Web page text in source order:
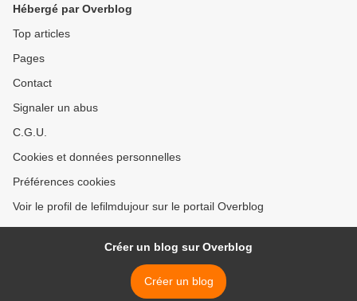
Hébergé par Overblog
Top articles
Pages
Contact
Signaler un abus
C.G.U.
Cookies et données personnelles
Préférences cookies
Voir le profil de lefilmdujour sur le portail Overblog
Créer un blog sur Overblog
Créer un blog